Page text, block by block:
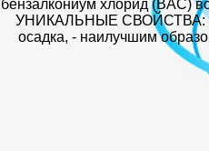
бензалкониум хлорид (BAС)
УНИКАЛЬНЫЕ СВОЙСТВА:
осадка, - наилучшим